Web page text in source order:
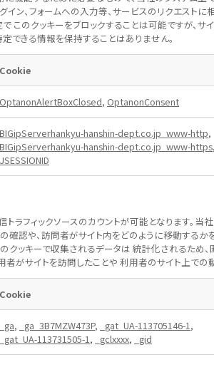
イン、フォームへの入力等、サービスのリクエスト
このクッキーをブロックすることは可能ですが、
定できる情報を保持することはありません。
Cookie
OptanonAlertBoxClosed, OptanonConsent
BIGipServerhankyu-hanshin-dept.co.jp_www-http,
BIGipServerhankyu-hanshin-dept.co.jp_www-https,
JSESSIONID
ラフィックソースのカウントが可能となります。当
認や、訪問者がサイト内をどのように移動するか
クッキーで収集されるデータは 統計化されるため
がサイトを訪問したことや 利用者のサイト上での
Cookie
_ga, _ga_3B7MZW473P, _gat_UA-113705146-1 ,
_gat_UA-113731505-1 , _gclxxxx, _gid